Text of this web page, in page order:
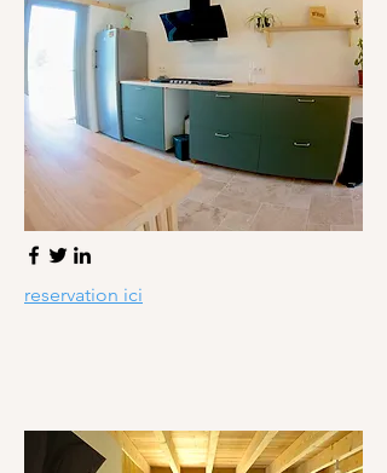
reservation ici